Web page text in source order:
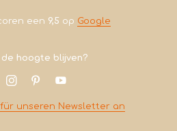
een 9,5 op Google
de hoogte blijven?
unseren Newsletter an